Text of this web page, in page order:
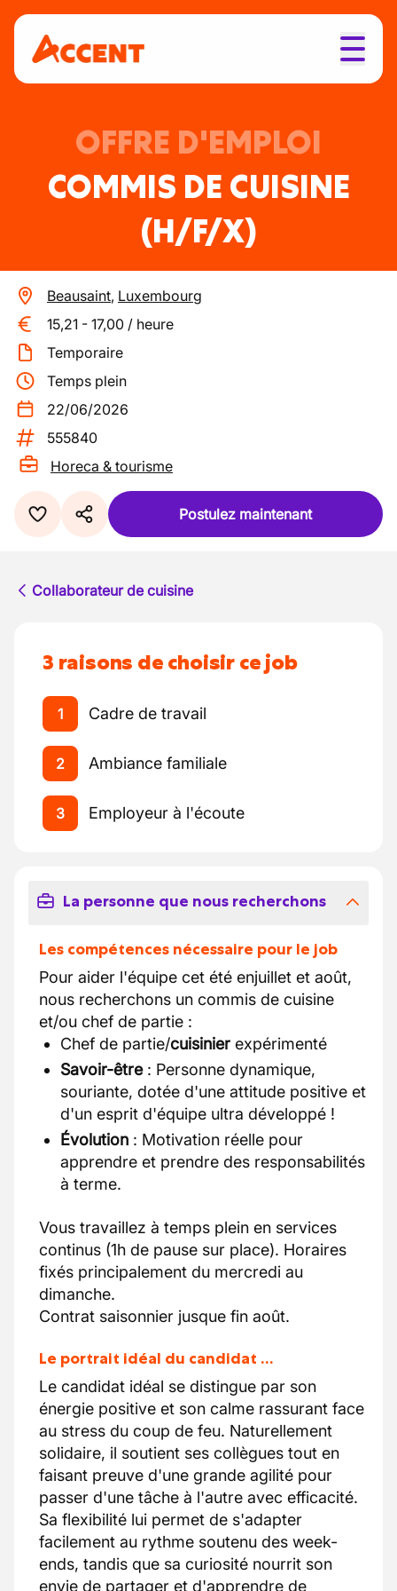
OFFRE D'EMPLOI
COMMIS DE CUISINE
(H/F/X)
Beausaint, Luxembourg
15,21 - 17,00 / heure
Temporaire
Temps plein
22/06/2026
555840
Horeca & tourisme
Postulez maintenant
Collaborateur de cuisine
3 raisons de choisir ce job
1 Cadre de travail
2 Ambiance familiale
3 Employeur à l'écoute
La personne que nous recherchons
Les compétences nécessaire pour le job
Pour aider l'équipe cet été enjuillet et août,
nous recherchons un commis de cuisine
et/ou chef de partie :
Chef de partie/cuisinier expérimenté
Savoir-être: Personne dynamique,
souriante, dotée d'une attitude positive et
d'un esprit d'équipe ultra développé !
Évolution : Motivation réelle pour
apprendre et prendre des responsabilités
à terme.
Vous travaillez à temps plein en services
continus (1h de pause sur place). Horaires
fixés principalement du mercredi au
dimanche.
Contrat saisonnier jusque fin août.
Le portrait idéal du candidat …
Le candidat idéal se distingue par son
énergie positive et son calme rassurant face
au stress du coup de feu. Naturellement
solidaire, il soutient ses collègues tout en
faisant preuve d'une grande agilité pour
passer d'une tâche à l'autre avec efficacité.
Sa flexibilité lui permet de s'adapter
facilement au rythme soutenu des week-
ends, tandis que sa curiosité nourrit son
envie de partager et d'apprendre de